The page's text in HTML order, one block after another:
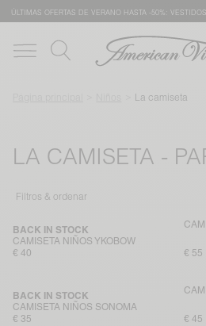
ÚLTIMAS OFERTAS DE VERANO HASTA -50%:
La camiseta
LA CAMISETA -
Filtros & ordenar
CAMISETA NIÑOS YKOBOW
BACK IN STOCK
€ 40 € 55
CAMISETA NIÑOS SONOMA
BACK IN STOCK
€ 35 € 45